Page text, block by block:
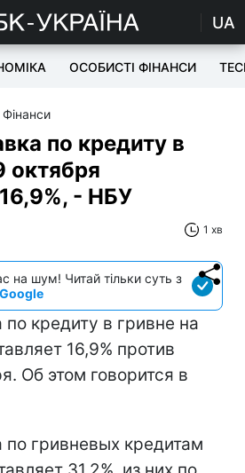
UA
ОСОБИСТІ ФІНАНСИ
Фінанси
по кредиту в
октября
- НБУ
1 хв
на шум! Читай тільки суть з
кредиту в гривне на
16,9% против
Об этом говорится в
по гривневых кредитам